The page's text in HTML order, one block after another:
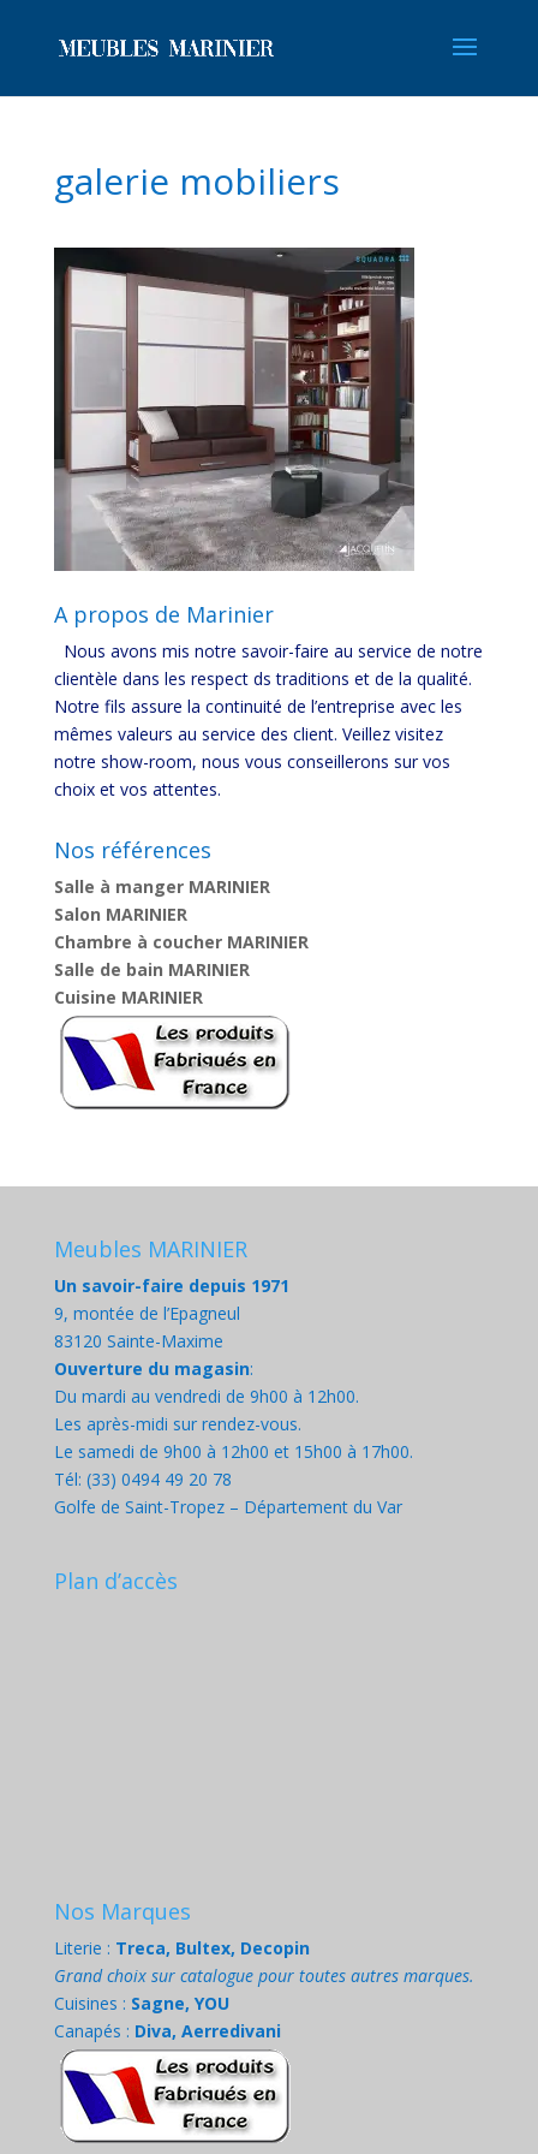
galerie mobiliers
A propos de Marinier
Nous avons mis notre savoir-faire au service de notre
clientèle dans les respect ds traditions et de la qualité.
Notre fils assure la continuité de l’entreprise avec les
mêmes valeurs au service des client. Veillez visitez
notre show-room, nous vous conseillerons sur vos
choix et vos attentes.
Nos références
Salle à manger MARINIER
Salon MARINIER
Chambre à coucher MARINIER
Salle de bain MARINIER
Cuisine MARINIER
Meubles MARINIER
Un savoir-faire depuis 1971
9, montée de l’Epagneul
83120 Sainte-Maxime
Ouverture du magasin:
Du mardi au vendredi de 9h00 à 12h00.
Les après-midi sur rendez-vous.
Le samedi de 9h00 à 12h00 et 15h00 à 17h00.
Tél: (33) 0494 49 20 78
Golfe de Saint-Tropez – Département du Var
Plan d’accès
Nos Marques
Literie : Treca, Bultex, Decopin
Grand choix sur catalogue pour toutes autres marques.
Cuisines : Sagne, YOU
Canapés : Diva, Aerredivani